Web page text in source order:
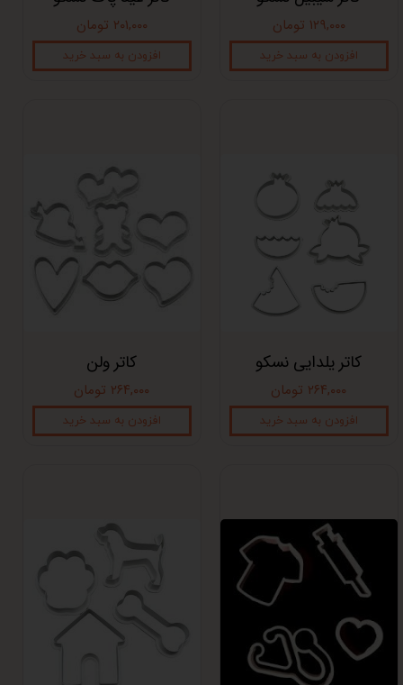
۱۲۹,۰۰۰ تومان
افزودن به سبد خرید
۲۰۱,۰۰۰ تومان
افزودن به سبد خرید
کاتر یلدایی نسکو
۲۶۴,۰۰۰ تومان
افزودن به سبد خرید
کاتر ولن
۲۶۴,۰۰۰ تومان
افزودن به سبد خرید